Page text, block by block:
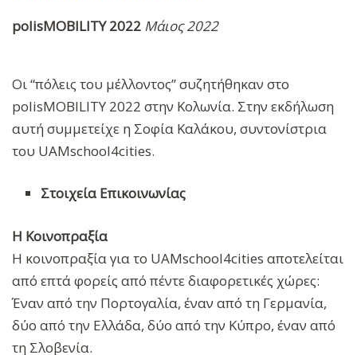
polisMOBILITY 2022 Μάιος 2022
Οι “πόλεις του μέλλοντος” συζητήθηκαν στο
polisMOBILITY 2022 στην Κολωνία. Στην εκδήλωση
αυτή συμμετείχε η Σοφία Καλάκου, συντονίστρια
του UAMschool4cities.
Στοιχεία Επικοινωνίας
Η Κοινοπραξία
Η κοινοπραξία για το UAMschool4cities αποτελείται
από επτά φορείς από πέντε διαφορετικές χώρες:
Έναν από την Πορτογαλία, έναν από τη Γερμανία,
δύο από την Ελλάδα, δύο από την Κύπρο, έναν από
τη Σλοβενία.